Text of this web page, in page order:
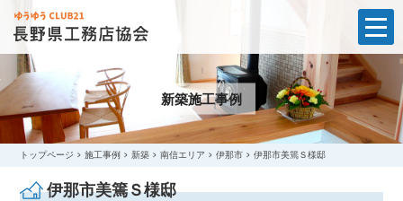
t
o
g
g
l
e
n
a
v
t
新築施工事例
トップページ 施工事例 新築 南信エリア 伊那市 伊那市美篶Ｓ様邸
伊那市美篶Ｓ様邸